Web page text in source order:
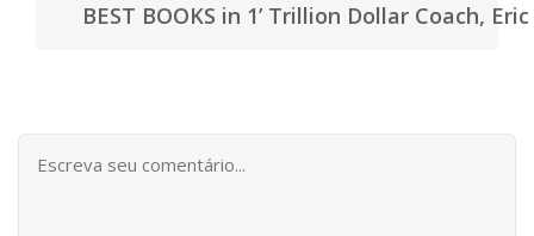
BEST BOOKS in 1’ Trillion Dollar Coach,